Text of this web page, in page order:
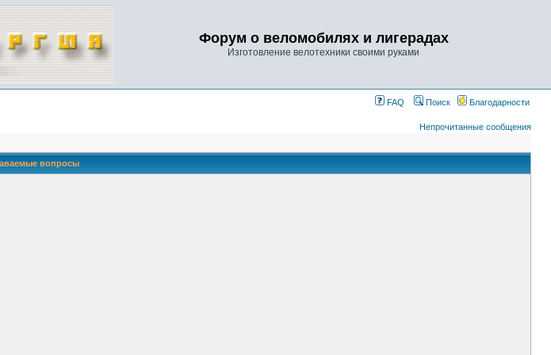
Форум о веломобилях и лигерадах
Изготовление велотехники своими руками
FAQ Поиск Благодарности
Непрочитанные сообщения
вопросы